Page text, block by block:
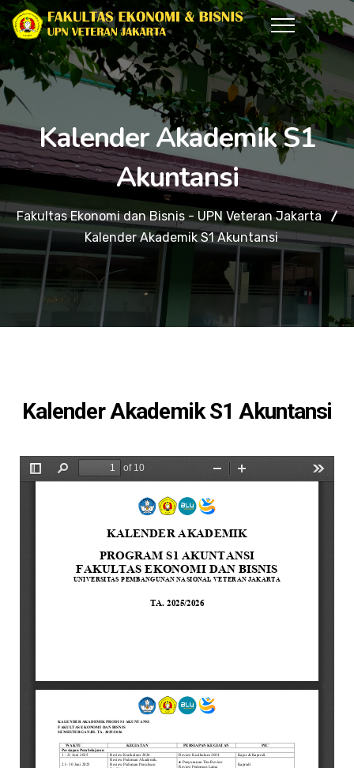
Kalender Akademik S1
Akuntansi
Fakultas Ekonomi dan Bisnis - UPN Veteran Jakarta
Kalender Akademik S1 Akuntansi
Kalender Akademik S1 Akuntansi